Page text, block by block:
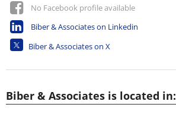
No Facebook profile available
Biber & Associates on Linkedin
Biber & Associates on X
Biber & Associates is located in: